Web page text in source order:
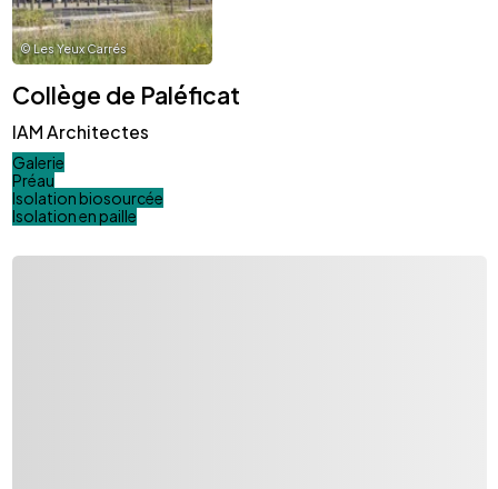
©Les Yeux Carrés
Collège de Paléficat
IAM Architectes
Galerie
Préau
Isolation biosourcée
Isolation en paille